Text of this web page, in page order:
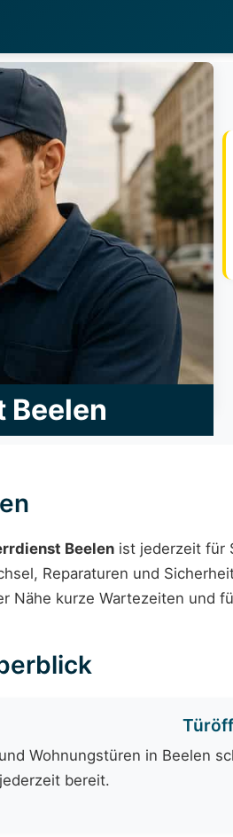
Beelen ist jederzeit für
Reparaturen und
Nähe kurze Wartezeiten und
Wohnungstüren in Beelen
bereit.